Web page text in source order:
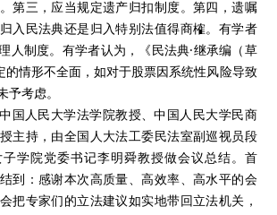
产管理人的职责不够全面。
杨立新教授指出：第一，关于遗产管理制
更为详细。第二，法定继承中应当关注孙子
的继承顺位、配偶的继承顺位以及代位继
当列为第一顺位的法定继承人和配偶的无固
法中明确体现。第三，关于孙子女的继承顺
的卑血亲，应当放到第一顺序继承人里，不
位继承人。第四，扩大法定继承人的范围应
加代位继承的方式扩大有待商榷。第五，立
。第六，《民法典·继承编（草案）》删掉公